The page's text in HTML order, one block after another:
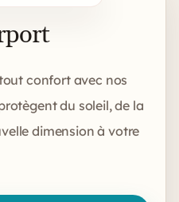
confort avec nos
du soleil, de la
dimension à votre